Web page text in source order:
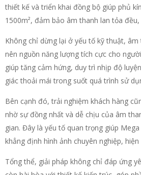
thiết kế và triển khai đồng bộ giúp phủ
1500m², đảm bảo âm thanh lan tỏa
Không chỉ dừng lại ở yếu tố kỹ thuật,
nên nguồn năng lượng tích cực cho
giúp tăng cảm hứng, duy trì nhịp độ
giác thoải mái trong suốt quá trình sử
Bên cạnh đó, trải nghiệm khách hàng
nhờ sự đồng nhất và dễ chịu của âm
gian. Đây là yếu tố quan trọng giúp
khẳng định hình ảnh chuyên nghiệp,
Tổng thể, giải pháp không chỉ đáp ứng